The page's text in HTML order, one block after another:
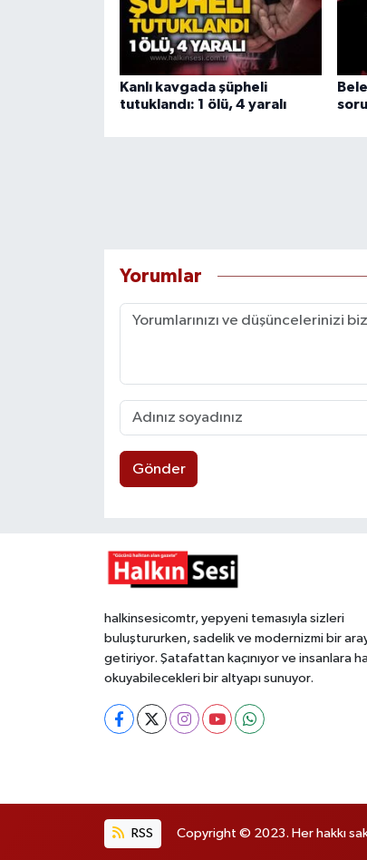
Kanlı kavgada şüpheli
tutuklandı: 1 ölü, 4 yaralı
Yorumlar
Gönder
halkinsesicomtr, yepyeni temasıyla sizleri
buluştururken, sadelik ve modernizmi bir
getiriyor. Şatafattan kaçınıyor ve insanlara
okuyabilecekleri bir altyapı sunuyor.
RSS Copyright © 2023. Her hakkı